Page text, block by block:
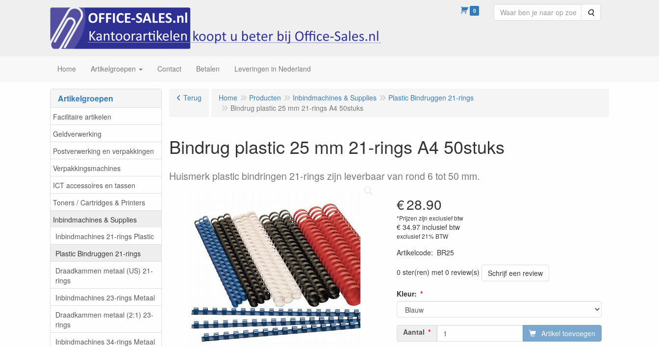
0 Zoeken
Home Artikelgroepen Contact Betalen Leveringen in Nederland
Artikelgroepen
Facilitaire artikelen
Geldverwerking
Postverwerking en verpakkingen
Verpakkingsmachines
ICT accessoires en tassen
Toners / Cartridges & Printers
Inbindmachines & Supplies
Inbindmachines 21-rings Plastic
Plastic Bindruggen 21-rings
Draadkammen metaal (US) 21-
rings
Inbindmachines 23-rings Metaal
Draadkammen metaal (2:1) 23-
rings
Inbindmachines 34-rings Metaal
Terug Home Producten Inbindmachines & Supplies
Plastic Bindruggen 21-rings
Bindrug plastic 25 mm 21-rings A4 50stuks
Bindrug plastic 25 mm 21-rings A4 50stuks
Huismerk plastic bindringen 21-rings zijn leverbaar van rond 6 tot 50 mm.
€28.90
*Prijzen zijn exclusief btw
€ 34.97 inclusief btw
exclusief 21% BTW
Artikelcode: BR25
0 ster(ren) met 0 review(s)
Schrijf een review
Kleur:
Aantal Artikel toevoegen